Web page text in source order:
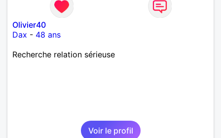
Olivier40
Dax - 48 ans
Recherche relation sérieuse
Voir le profil